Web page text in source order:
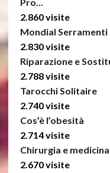
Pro...
2.860 visite
Mondial Serramenti
2.830 visite
Riparazione e
2.788 visite
Tarocchi Solitaire
2.740 visite
Cos’è l’obesità
2.714 visite
Chirurgia e
2.670 visite